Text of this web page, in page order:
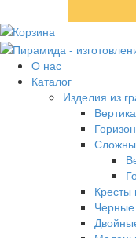
О нас
Каталог
Изделия из
Кресты
Черные